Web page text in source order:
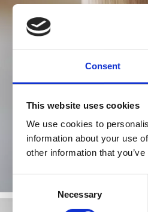
Consent
This website uses cookies
We use cookies to
information about your use
other information that
Selection
Necessary